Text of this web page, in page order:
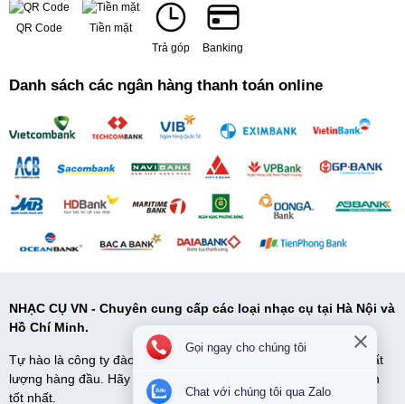
QR Code
Tiền mặt
Trả góp
Banking
Danh sách các ngân hàng thanh toán online
NHẠC CỤ VN - Chuyên cung cấp các loại nhạc cụ tại Hà Nội và
Hồ Chí Minh.
Tự hào là công ty đào tạo và cung cấp cấp nhạc cụ uy tín và chất
lượng hàng đầu. Hãy đến với Nhạc Cụ VN để có những lựa chọn
tốt nhất.
Gọi ngay cho chúng tôi
Chat với chúng tôi qua Zalo